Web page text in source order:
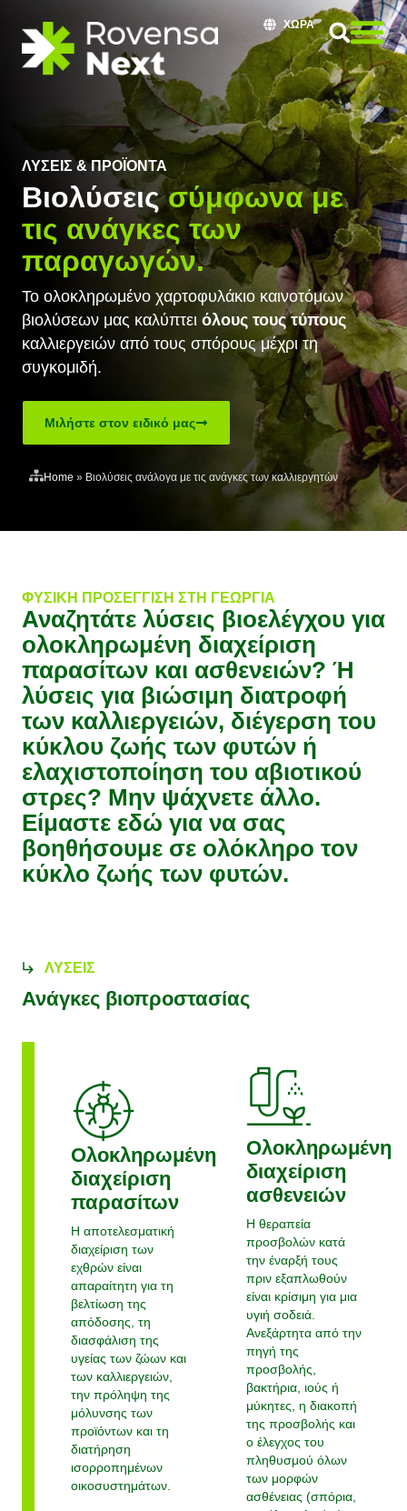
ΧΏΡΑ
ΛΎΣΕΙΣ & ΠΡΟΪΌΝΤΑ
Βιολύσειςσύμφωνα με
τις ανάγκες των
παραγωγών.
Το ολοκληρωμένο χαρτοφυλάκιο καινοτόμων
βιολύσεων μας καλύπτει όλους τους τύπους
καλλιεργειών από τους σπόρους μέχρι τη
συγκομιδή.
Μιλήστε στον ειδικό μας
Home » Βιολύσεις ανάλογα με τις ανάγκες των καλλιεργητών
ΦΥΣΙΚΉ ΠΡΟΣΈΓΓΙΣΗ ΣΤΗ ΓΕΩΡΓΊΑ
Αναζητάτε λύσεις βιοελέγχου για
ολοκληρωμένη διαχείριση
παρασίτων και ασθενειών? Ή
λύσεις για βιώσιμη διατροφή
των καλλιεργειών, διέγερση του
κύκλου ζωής των φυτών ή
ελαχιστοποίηση του αβιοτικού
στρες? Μην ψάχνετε άλλο.
Είμαστε εδώ για να σας
βοηθήσουμε σε ολόκληρο τον
κύκλο ζωής των φυτών.
ΛΎΣΕΙΣ
Ανάγκες βιοπροστασίας
Ολοκληρωμένη
διαχείριση
παρασίτων
Η αποτελεσματική
διαχείριση των
εχθρών είναι
απαραίτητη για τη
βελτίωση της
απόδοσης, τη
διασφάλιση της
υγείας των ζώων και
των καλλιεργειών,
την πρόληψη της
μόλυνσης των
προϊόντων και τη
διατήρηση
ισορροπημένων
οικοσυστημάτων.
Ολοκληρωμένη
διαχείριση
ασθενειών
Η θεραπεία
προσβολών κατά
την έναρξή τους
πριν εξαπλωθούν
είναι κρίσιμη για μια
υγιή σοδειά.
Ανεξάρτητα από την
πηγή της
προσβολής,
βακτήρια, ιούς ή
μύκητες, η διακοπή
της προσβολής και
ο έλεγχος του
πληθυσμού όλων
των μορφών
ασθένειας (σπόρια,